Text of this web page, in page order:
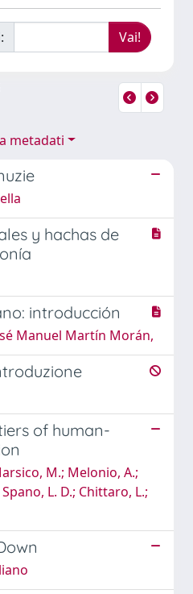
metadati
y hachas de
introducción
Manuel Martín Morán,
of human-
M.; Melonio, A.;
L. D.; Chittaro, L.;